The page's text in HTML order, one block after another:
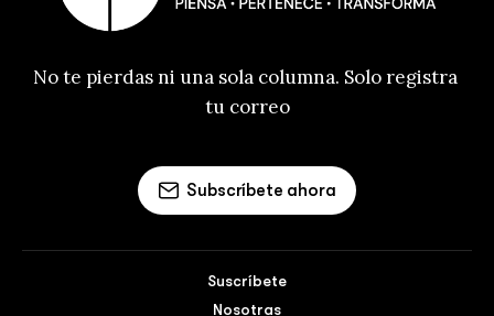
No te pierdas ni una sola columna. Solo registra
tu correo
Subscríbete ahora
Suscríbete
Nosotras